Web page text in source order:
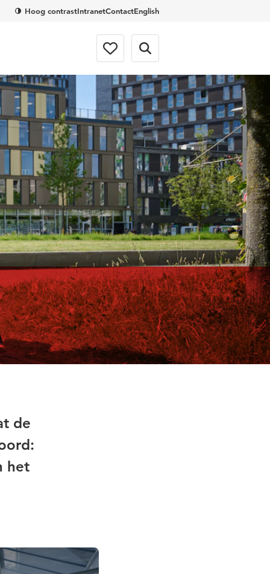
Hoog contrastIntranetContactEnglish
de
het